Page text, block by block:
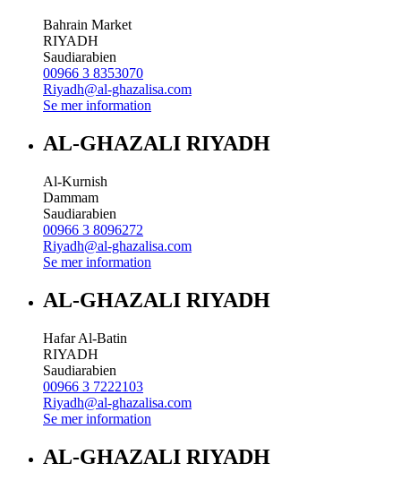
Bahrain Market
RIYADH
Saudiarabien
00966 3 8353070
Riyadh@al-ghazalisa.com
Se mer information
AL-GHAZALI RIYADH
Al-Kurnish
Dammam
Saudiarabien
00966 3 8096272
Riyadh@al-ghazalisa.com
Se mer information
AL-GHAZALI RIYADH
Hafar Al-Batin
RIYADH
Saudiarabien
00966 3 7222103
Riyadh@al-ghazalisa.com
Se mer information
AL-GHAZALI RIYADH